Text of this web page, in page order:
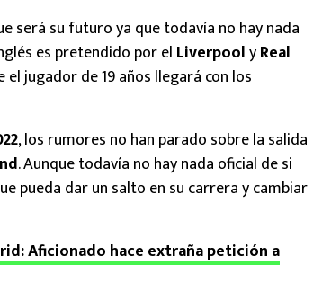
será su futuro ya que todavía no hay nada
es pretendido por el LiverpoolyReal
jugador de 19 años llegará con los
, los rumores no han parado sobre la salida
. Aunque todavía no hay nada oficial de si
pueda dar un salto en su carrera y cambiar
Aficionado hace extraña petición a